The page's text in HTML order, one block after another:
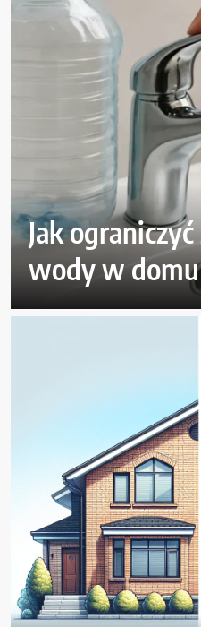
Jak
wody w domu